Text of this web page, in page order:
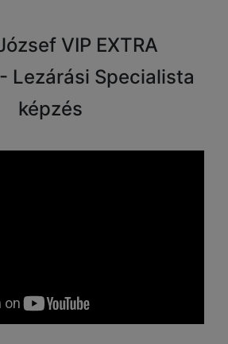
VIP EXTRA
Lezárási Specialista
képzés